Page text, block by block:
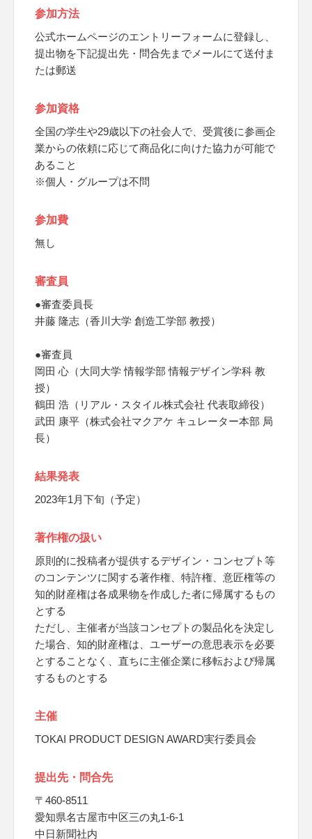
参加方法
公式ホームページのエントリーフォームに登録し、
提出物を下記提出先・問合先までメールにて送付ま
たは郵送
参加資格
全国の学生や29歳以下の社会人で、受賞後に参画企
業からの依頼に応じて商品化に向けた協力が可能で
あること
※個人・グループは不問
参加費
無し
審査員
●審査委員長
井藤 隆志（香川大学 創造工学部 教授）
●審査員
岡田 心（大同大学 情報学部 情報デザイン学科 教
授）
鶴田 浩（リアル・スタイル株式会社 代表取締役）
武田 康平（株式会社マクアケ キュレーター本部 局
長）
結果発表
2023年1月下旬（予定）
著作権の扱い
原則的に投稿者が提供するデザイン・コンセプト等
のコンテンツに関する著作権、特許権、意匠権等の
知的財産権は各成果物を作成した者に帰属するもの
とする
ただし、主催者が当該コンセプトの製品化を決定し
た場合、知的財産権は、ユーザーの意思表示を必要
とすることなく、直ちに主催企業に移転および帰属
するものとする
主催
TOKAI PRODUCT DESIGN AWARD実行委員会
提出先・問合先
〒460-8511
愛知県名古屋市中区三の丸1-6-1
中日新聞社内